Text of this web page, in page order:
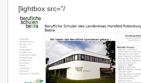
[lightbox src="/